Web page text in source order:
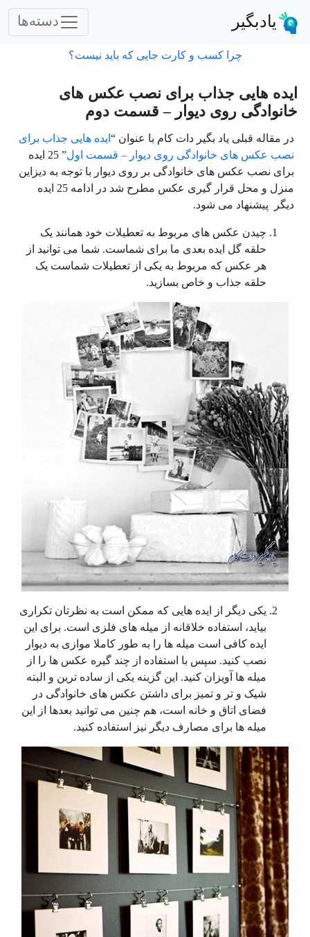
یادبگیر دسته‌ها
چرا کسب و کارت جایی که باید نیست؟
ایده هایی جذاب برای نصب عکس های
خانوادگی روی دیوار – قسمت دوم
در مقاله قبلی یاد بگیر دات کام با عنوان “ایده هایی جذاب برای
نصب عکس های خانوادگی روی دیوار – قسمت اول
” 25 ایده
برای نصب عکس های خانوادگی بر روی دیوار با توجه به دیزاین
منزل و محل قرار گیری عکس مطرح شد در ادامه 25 ایده
دیگر پیشنهاد می شود.
چیدن عکس های مربوط به تعطیلات خود همانند یک
حلقه گل ایده بعدی ما برای شماست. شما می توانید از
هر عکس که مربوط به یکی از تعطیلات شماست یک
حلقه جذاب و خاص بسازید.
یکی دیگر از ایده هایی که ممکن است به نظرتان تکراری
بیاید، استفاده خلاقانه از میله های فلزی است. برای این
ایده کافی است میله ها را به طور کاملا موازی به دیوار
نصب کنید. سپس با استفاده از چند گیره عکس ها را از
میله ها آویزان کنید. این گزینه یکی از ساده ترین و البته
شیک و تر و تمیز برای داشتن عکس های خانوادگی در
فضای اتاق و خانه است، هم چنین می توانید بعدها از این
میله ها برای مصارف دیگر نیز استفاده کنید.